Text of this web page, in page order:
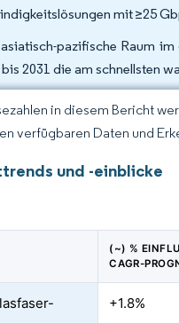
mit ≥25
pazifische Raum
2031 die am schnellsten
in diesem Bericht
verfügbaren Daten und
und -einblicke
(~) %
CAGR-
+1.8%